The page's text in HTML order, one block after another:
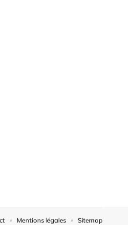
Mentions légales Sitemap